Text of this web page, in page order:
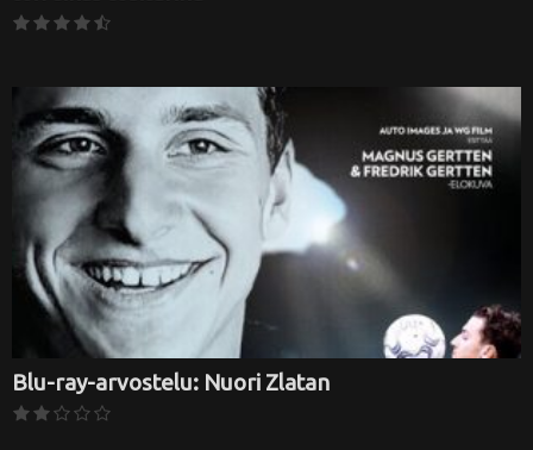
Blu-ray-arvostelu: Nuori Zlatan